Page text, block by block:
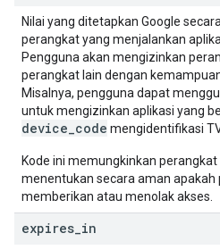
Nilai yang ditetapkan Google
perangkat yang menjalankan
Pengguna akan mengizinkan
perangkat lain dengan
Misalnya, pengguna dapat
untuk mengizinkan aplikasi yang
device code mengidentifikasi
Kode ini memungkinkan
menentukan secara aman apakah
memberikan atau menolak akses.
expires in